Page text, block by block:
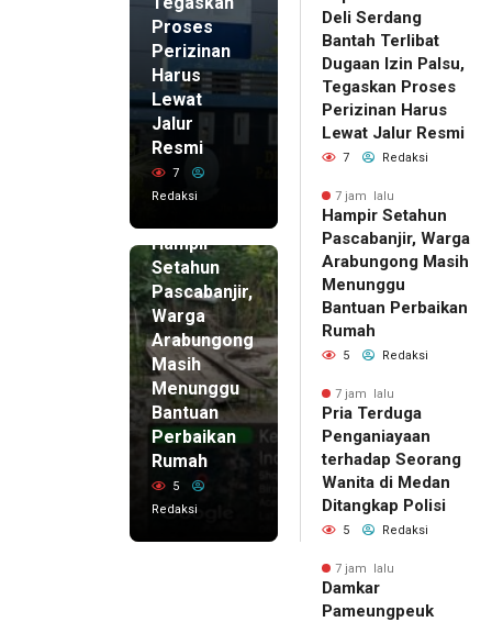
Proses
Perizinan
Harus
Lewat
Jalur
Resmi
7
Redaksi
Hampir
Setahun
Pascabanjir,
Warga
Arabungong
Masih
Menunggu
Bantuan
Perbaikan
Rumah
5
Redaksi
Deli Serdang
Bantah Terlibat
Dugaan Izin Palsu,
Tegaskan Proses
Perizinan Harus
Lewat Jalur Resmi
7 Redaksi
7 jam lalu
Hampir Setahun
Pascabanjir, Warga
Arabungong Masih
Menunggu
Bantuan Perbaikan
Rumah
5 Redaksi
7 jam lalu
Pria Terduga
Penganiayaan
terhadap Seorang
Wanita di Medan
Ditangkap Polisi
5 Redaksi
7 jam lalu
Damkar
Pameungpeuk